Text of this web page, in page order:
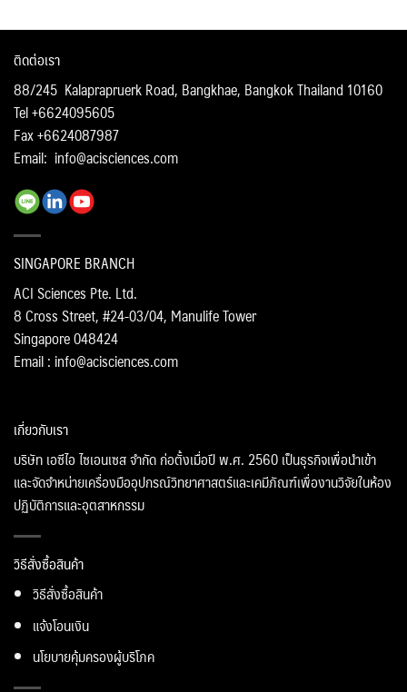
ติดต่อเรา
88/245 Kalaprapruerk Road, Bangkhae, Bangkok Thailand 10160
Tel +6624095605
Fax +6624087987
Email: info@acisciences.com
SINGAPORE BRANCH
ACI Sciences Pte. Ltd.
8 Cross Street, #24-03/04, Manulife Tower
Singapore 048424
Email : info@acisciences.com
เกี่ยวกับเรา
บริษัท เอซีไอ ไซเอนเซส จำกัด ก่อตั้งเมื่อปี พ.ศ. 2560 เป็นธุรกิจเพื่อนำเข้า
และจัดจำหน่ายเครื่องมืออุปกรณ์วิทยาศาสตร์และเคมีภัณฑ์เพื่องานวิจัยในห้อง
ปฏิบัติการและอุตสาหกรรม
วิธีสั่งซื้อสินค้า
วิธีสั่งซื้อสินค้า
แจ้งโอนเงิน
นโยบายคุ้มครองผู้บริโภค